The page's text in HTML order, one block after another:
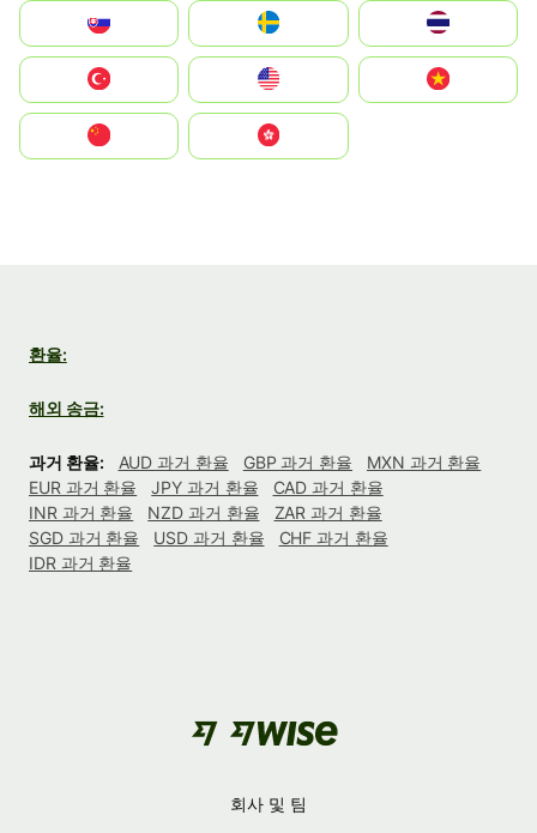
United States
中國香港特別行政區
환율:
해외 송금:
과거 환율: AUD 과거 환율 GBP 과거 환율
MXN 과거 환율
EUR 과거 환율
JPY 과거 환율
CAD 과거 환율
INR 과거 환율
NZD 과거 환율
ZAR 과거 환율
SGD 과거 환율
USD 과거 환율
CHF 과거 환율
IDR 과거 환율
회사 및 팀